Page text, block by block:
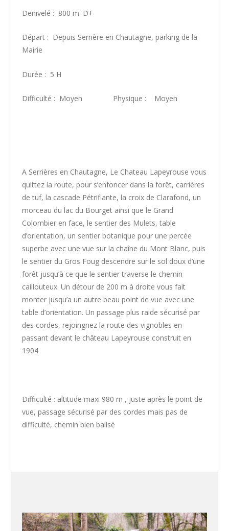
Denivelé : 800 m. D+
Départ : Depuis Serrière en Chautagne, parking de la
Mairie
Durée : 5 H
Difficulté : Moyen Physique : Moyen
A Serrières en Chautagne, Le Chateau Lapeyrouse vous
quittez la route, pour s’enfoncer dans la forêt, carrières
de tuf, la cascade Pétrifiante, la croix de Clarafond, un
morceau du lac du Bourget ainsi que le Grand
Colombier en face, le sentier des Mulets, table
d’orientation, un sentier botanique pour une percée
superbe avec une vue sur la chaîne du Mont Blanc, puis
le sentier du Gros Foug descendre sur le sol doux d’une
forêt jusqu’à ce que le sentier traverse le chemin
caillouteux. Un détour de 200 m à droite vous fait
monter jusqu’a un autre beau point de vue avec une
table d’orientation. Un passage plus raide sécurisé par
des cordes, rejoingnez la route des vignobles en
passant devant le château Lapeyrouse construit en
1904
Difficulté : altitude maxi 980 m , juste après le point de
vue, passage sécurisé par des cordes mais pas de
difficulté, chemin bien balisé